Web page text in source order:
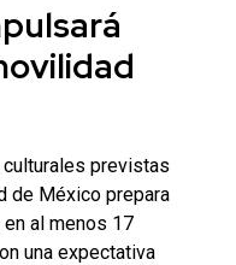
previstas
de México prepara
al menos 17
una expectativa